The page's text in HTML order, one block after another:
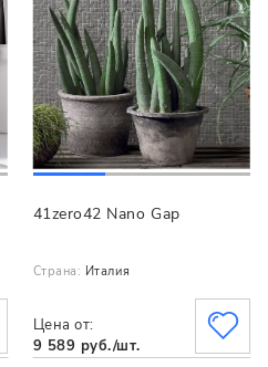
41zero42 Nano Gap
Страна: Италия
Цена от:
9 589 руб./шт.